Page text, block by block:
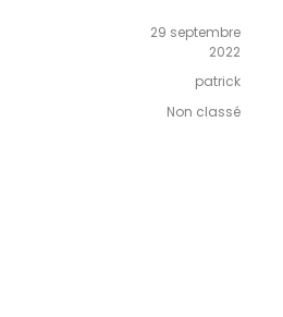
29 septembre
2022
patrick
Non classé